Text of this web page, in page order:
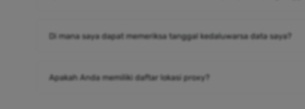
Di mana saya dapat memeriksa tanggal kedaluwarsa data saya?
Apakah Anda memiliki daftar lokasi proxy?